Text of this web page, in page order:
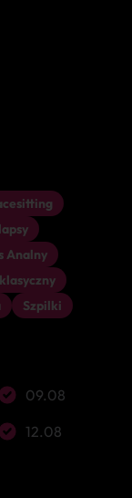
Analny
Szpilki
09.08
12.08